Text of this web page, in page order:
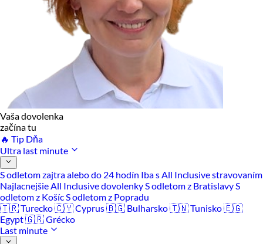
Vaša dovolenka
začína tu
🔥 Tip Dňa
Ultra last minute
S odletom zajtra alebo do 24 hodín Iba s All Inclusive stravovaním
Najlacnejšie All Inclusive dovolenkyS odletom z BratislavyS
odletom z KošícS odletom z Popradu
🇹🇷 Turecko🇨🇾 Cyprus🇧🇬 Bulharsko🇹🇳 Tunisko🇪🇬
Egypt🇬🇷 Grécko
Last minute
Personalizácia reklám
Povoliť vybrané
Odmietnuť